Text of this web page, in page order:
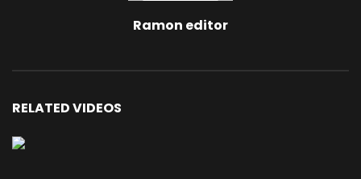
Ramon editor
RELATED VIDEOS